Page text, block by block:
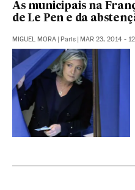
As municipais na
de Le Pen e da
MIGUEL MORA | Paris | MAR 23, 2014 -